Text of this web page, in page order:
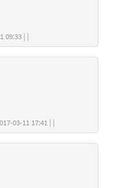
Зочин хэзээ бичсэн: 2017-04-21 09:33 | |
baraa (зочин) хэзээ бичсэн: 2017-03-11 17:41 | |